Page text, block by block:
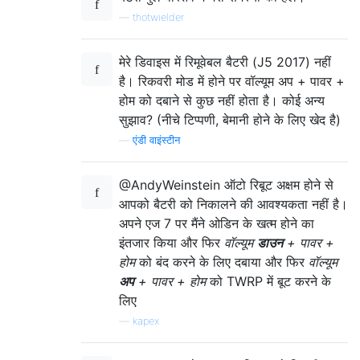
thotwielder
मेरे डिवाइस में रिमूवेबल बैटरी (J5 2017) नहीं
है। रिकवरी मोड में होने पर वॉल्यूम अप + पावर +
होम को दबाने से कुछ नहीं होता है। कोई अन्य
सुझाव? (नीचे टिप्पणी, बेमानी होने के लिए खेद है)
—एंडी वाइंस्टीन
@AndyWeinstein ऑटो रिबूट अक्षम होने से
आपको बैटरी को निकालने की आवश्यकता नहीं है।
अपने एज 7 पर मैंने ओडिन के खत्म होने का
इंतजार किया और फिर वॉल्यूमडाउन+ पावर +
होमको बंद करने के लिए दबाया और फिर वॉल्यूम
अप+ पावर + होमको TWRP में बूट करने के
लिए
kapex